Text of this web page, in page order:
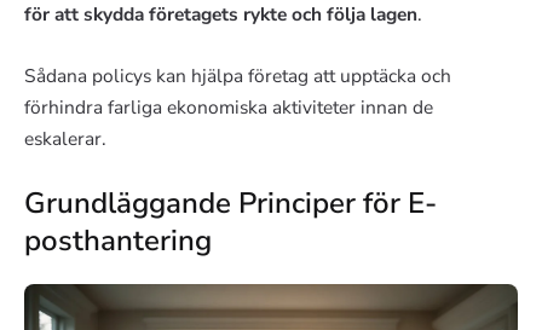
för att skydda företagets rykte och följa lagen.
Sådana policys kan hjälpa företag att upptäcka och
förhindra farliga ekonomiska aktiviteter innan de
eskalerar.
Grundläggande Principer för E-
posthantering